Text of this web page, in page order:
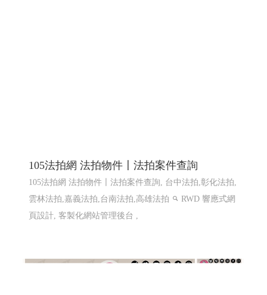
105法拍網 法拍物件〡法拍案件查詢
105法拍網 法拍物件〡法拍案件查詢, 台中法拍,彰化法拍,
雲林法拍,嘉義法拍,台南法拍,高雄法拍
RWD 響應式網
頁設計, 客製化網站管理後台 ,